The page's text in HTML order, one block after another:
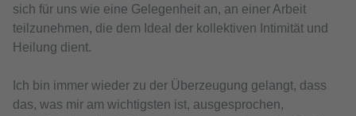
sich für uns wie eine Gelegenheit an, an einer Arbeit
teilzunehmen, die dem Ideal der kollektiven Intimität und
Heilung dient.
Ich bin immer wieder zu der Überzeugung gelangt, dass
das, was mir am wichtigsten ist, ausgesprochen,